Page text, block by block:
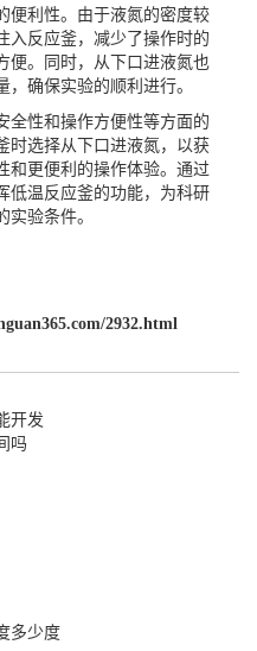
利性。由于液氮的密度较
入反应釜，减少了操作时的
便。同时，从下口进液氮也
确保实验的顺利进行。
性和操作方便性等方面的
时选择从下口进液氮，以获
和更便利的操作体验。通过
低温反应釜的功能，为科研
验条件。
2932.html
开发
吗
多少度